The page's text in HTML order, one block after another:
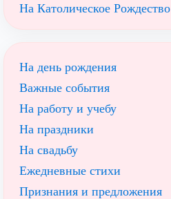
На Католическое Рождество
На день рождения
Важные события
На работу и учебу
На праздники
На свадьбу
Ежедневные стихи
Признания и предложения